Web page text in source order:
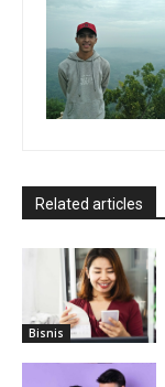
Related articles
Bisnis